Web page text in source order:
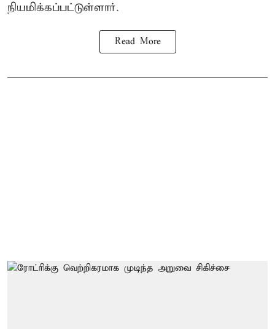
நியமிக்கப்பட்டுள்ளார்.
Read More